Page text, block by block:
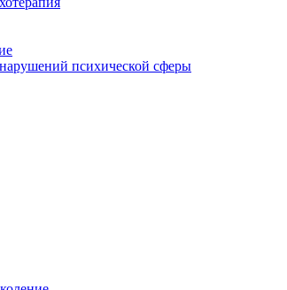
психической сферы